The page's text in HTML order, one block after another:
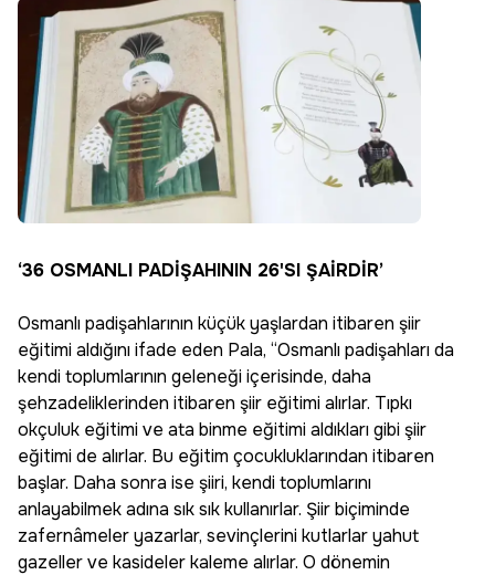
‘36 OSMANLI PADİŞAHININ 26'SI ŞAİRDİR’
Osmanlı padişahlarının küçük yaşlardan itibaren şiir
eğitimi aldığını ifade eden Pala, “Osmanlı padişahları da
kendi toplumlarının geleneği içerisinde, daha
şehzadeliklerinden itibaren şiir eğitimi alırlar. Tıpkı
okçuluk eğitimi ve ata binme eğitimi aldıkları gibi şiir
eğitimi de alırlar. Bu eğitim çocukluklarından itibaren
başlar. Daha sonra ise şiiri, kendi toplumlarını
anlayabilmek adına sık sık kullanırlar. Şiir biçiminde
zafernâmeler yazarlar, sevinçlerini kutlarlar yahut
gazeller ve kasideler kaleme alırlar. O dönemin